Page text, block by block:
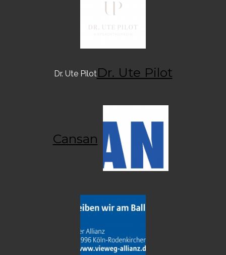
Dr. Ute Pilot
Dr. Ute Pilot
Cansan